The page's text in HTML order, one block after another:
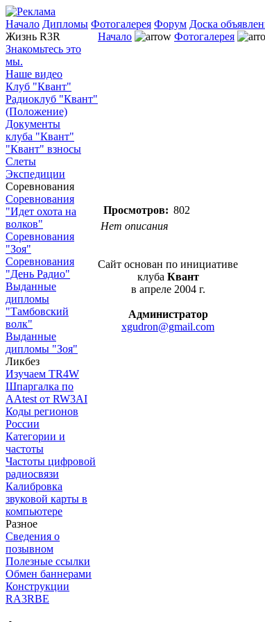
Начало Дипломы Фотогалерея Форум Доска
Жизнь R3R
Знакомьтесь это
мы.
Наше видео
Клуб "Квант"
Радиоклуб "Квант"
(Положение)
Документы
клуба "Квант"
"Квант" взносы
Слеты
Экспедиции
Соревнования
Соревнования
"Идет охота на
волков"
Соревнования
"Зоя"
Соревнования
"День Радио"
Выданные
дипломы
"Тамбовский
волк"
Выданные
дипломы "Зоя"
Ликбез
Изучаем TR4W
Шпаргалка по
AAtest от RW3AI
Коды регионов
России
Категории и
частоты
Частоты цифровой
радиосвязи
Калибровка
звуковой карты в
компьютере
Разное
Сведения о
позывном
Полезные ссылки
Обмен баннерами
Конструкции
RA3RBE
Начало Фотогалерея
Просмотров: 802
Нет описания
Сайт основан по инициативе
клуба Квант
в апреле 2004 г.
Администратор
xgudron@gmail.com